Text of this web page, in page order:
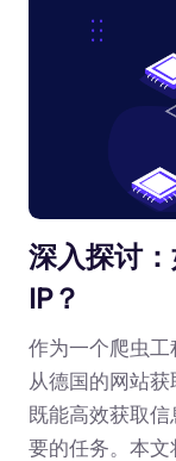
深入探讨
IP？
作为一个爬虫
从德国的网站获
既能高效获取
要的任务。本